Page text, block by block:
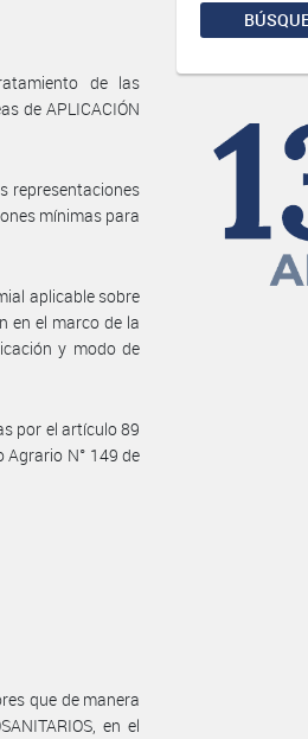
de las
de APLICACIÓN
representaciones
mínimas para
aplicable sobre
en el marco de la
y modo de
por el artículo 89
Agrario N° 149 de
que de manera
en el